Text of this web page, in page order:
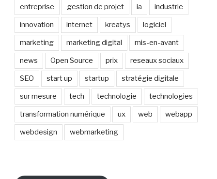
entreprise gestion de projet ia industrie
innovation internet kreatys logiciel
marketing marketing digital mis-en-avant
news Open Source prix reseaux sociaux
SEO start up startup stratégie digitale
sur mesure tech technologie technologies
transformation numérique ux web webapp
webdesign webmarketing